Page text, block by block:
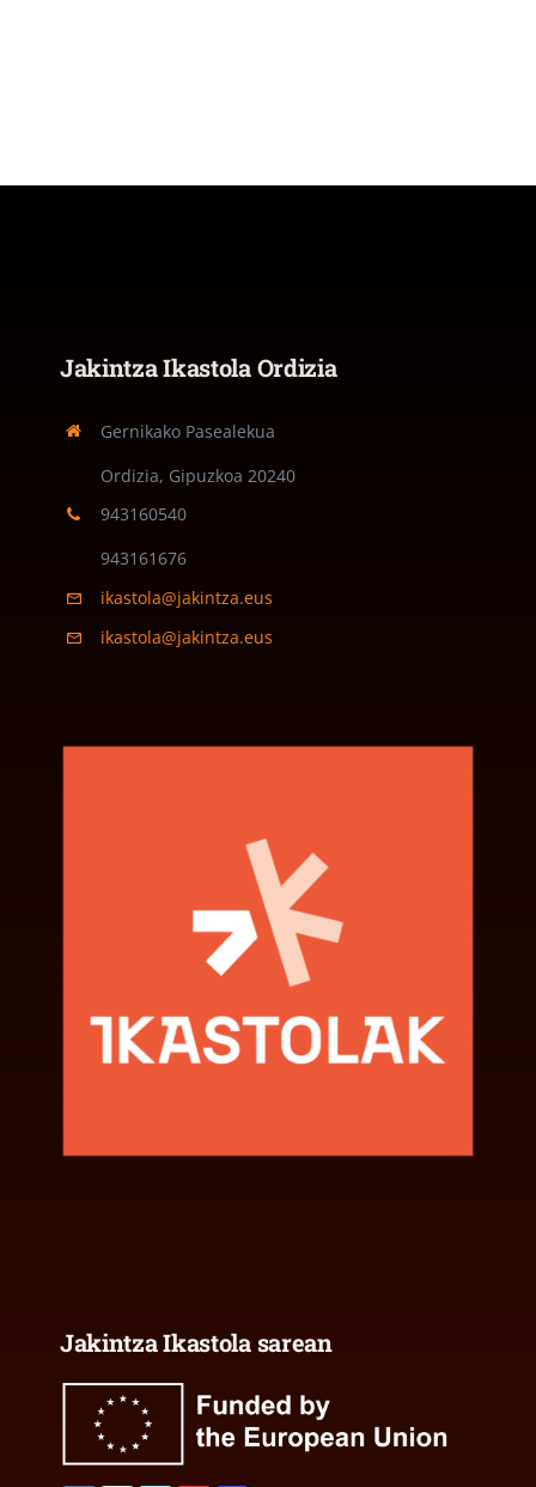
Jakintza Ikastola Ordizia
Gernikako Pasealekua
Ordizia, Gipuzkoa 20240
943160540
943161676
ikastola@jakintza.eus
ikastola@jakintza.eus
Jakintza Ikastola sarean